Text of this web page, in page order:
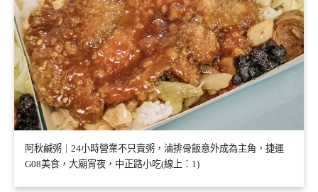
阿秋鹹粥｜24小時營業不只賣粥，滷排骨飯意外成為主角，捷運
G08美食，大廟宵夜，中正路小吃(線上：1)